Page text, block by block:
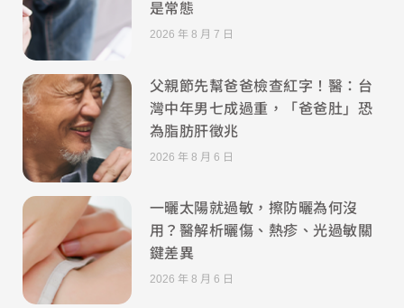
是常態
2026 年 8 月 7 日
父親節先幫爸爸檢查紅字！醫：台
灣中年男七成過重，「爸爸肚」恐
為脂肪肝徵兆
2026 年 8 月 6 日
一曬太陽就過敏，擦防曬為何沒
用？醫解析曬傷、熱疹、光過敏關
鍵差異
2026 年 8 月 6 日